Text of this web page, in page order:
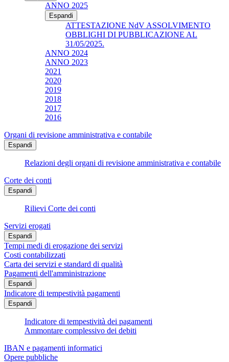
ANNO 2025
Espandi
ATTESTAZIONE NdV ASSOLVIMENTO
OBBLIGHI DI PUBBLICAZIONE AL
31/05/2025.
ANNO 2024
ANNO 2023
2021
2020
2019
2018
2017
2016
Organi di revisione amministrativa e contabile
Espandi
Relazioni degli organi di revisione amministrativa e contabile
Corte dei conti
Espandi
Rilievi Corte dei conti
Servizi erogati
Espandi
Tempi medi di erogazione dei servizi
Costi contabilizzati
Carta dei servizi e standard di qualità
Pagamenti dell'amministrazione
Espandi
Indicatore di tempestività pagamenti
Espandi
Indicatore di tempestività dei pagamenti
Ammontare complessivo dei debiti
IBAN e pagamenti informatici
Opere pubbliche